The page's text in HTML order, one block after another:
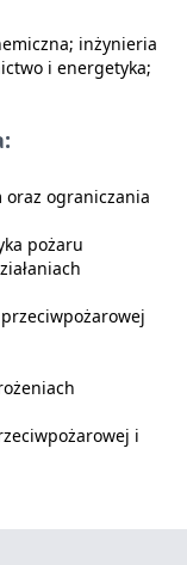
inżynieria
i energetyka;
ograniczania
pożaru
i